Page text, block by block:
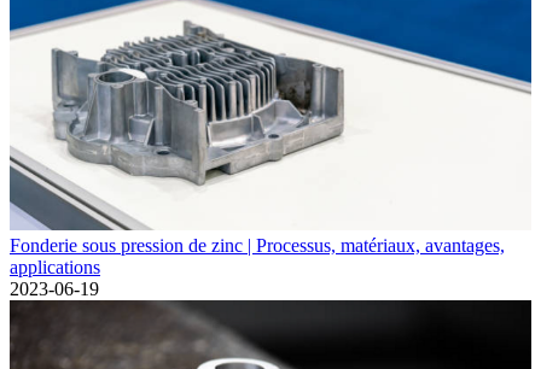
Fonderie sous pression de zinc | Processus, matériaux, avantages,
applications
2023-06-19